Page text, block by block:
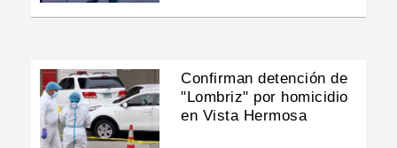
Confirman detención de
"Lombriz" por homicidio
en Vista Hermosa